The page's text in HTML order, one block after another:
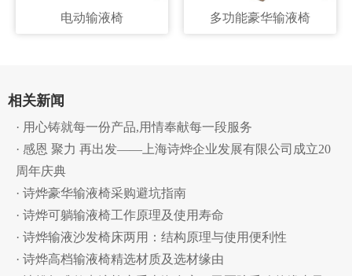
电动输液椅 多功能豪华输液椅
相关新闻
· 用心铸就每一份产品,用情奉献每一段服务
· 感恩 聚力 再出发——上海诗烨企业发展有限公司成立20
周年庆典
· 诗烨豪华输液椅采购避坑指南
· 诗烨可躺输液椅工作原理及使用寿命
· 诗烨输液沙发椅床两用：结构原理与使用便利性
· 诗烨高档输液椅精选材质及选材缘由